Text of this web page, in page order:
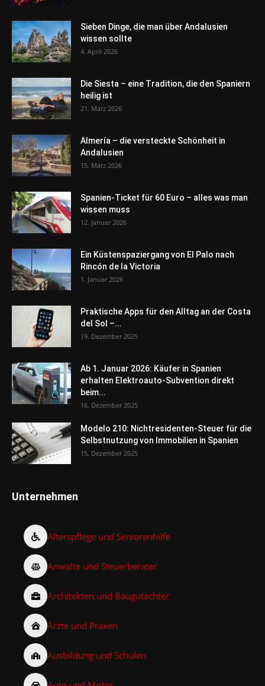
Sieben Dinge, die man über Andalusien
wissen sollte
4. April 2026
Die Siesta – eine Tradition, die den Spaniern
heilig ist
21. März 2026
Almería – die versteckte Schönheit in
Andalusien
15. März 2026
Spanien-Ticket für 60 Euro – alles was man
wissen muss
12. Januar 2026
Ein Küstenspaziergang von El Palo nach
Rincón de la Victoria
1. Januar 2026
Praktische Apps für den Alltag an der Costa
del Sol –...
19. Dezember 2025
Ab 1. Januar 2026: Käufer in Spanien
erhalten Elektroauto-Subvention direkt
beim...
16. Dezember 2025
Modelo 210: Nichtresidenten-Steuer für die
Selbstnutzung von Immobilien in Spanien
15. Dezember 2025
Unternehmen
Alterspflege und Seniorenhilfe
Anwälte und Steuerberater
Architekten und Baugutachter
Ärzte und Praxen
Ausbildung und Schulen